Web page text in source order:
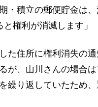
・積立の郵便貯金は
権利が消滅します」
た住所に権利消失の通
が、山川さんの場合
繰り返していたため